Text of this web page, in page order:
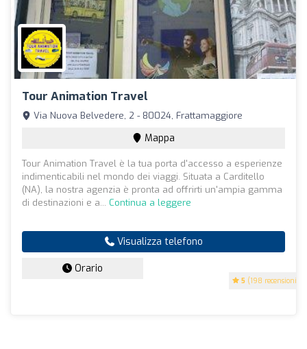
Tour Animation Travel
5 (198 recensioni)
Via Nuova Belvedere, 2 - 80024, Frattamaggiore
Mappa
Tour Animation Travel è la tua porta d'accesso a esperienze
indimenticabili nel mondo dei viaggi. Situata a Carditello
(NA), la nostra agenzia è pronta ad offrirti un'ampia gamma
di destinazioni e a... Continua a leggere
Visualizza telefono
Orario